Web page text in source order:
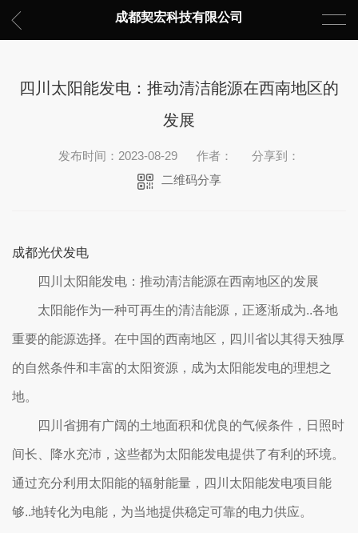
成都契宏科技有限公司
四川太阳能发电：推动清洁能源在西南地区的
发展
发布时间：2023-08-29 作者：
分享到：
二维码分享
成都光伏发电
四川太阳能发电：推动清洁能源在西南地区的发展
太阳能作为一种可再生的清洁能源，正逐渐成为..各地
重要的能源选择。在中国的西南地区，四川省以其得天独厚
的自然条件和丰富的太阳资源，成为太阳能发电的理想之
地。
四川省拥有广阔的土地面积和优良的气候条件，日照时
间长、降水充沛，这些都为太阳能发电提供了有利的环境。
通过充分利用太阳能的辐射能量，四川太阳能发电项目能
够..地转化为电能，为当地提供稳定可靠的电力供应。